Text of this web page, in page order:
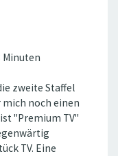
Minuten
zweite Staffel
mich noch einen
''Premium TV''
TV. Eine